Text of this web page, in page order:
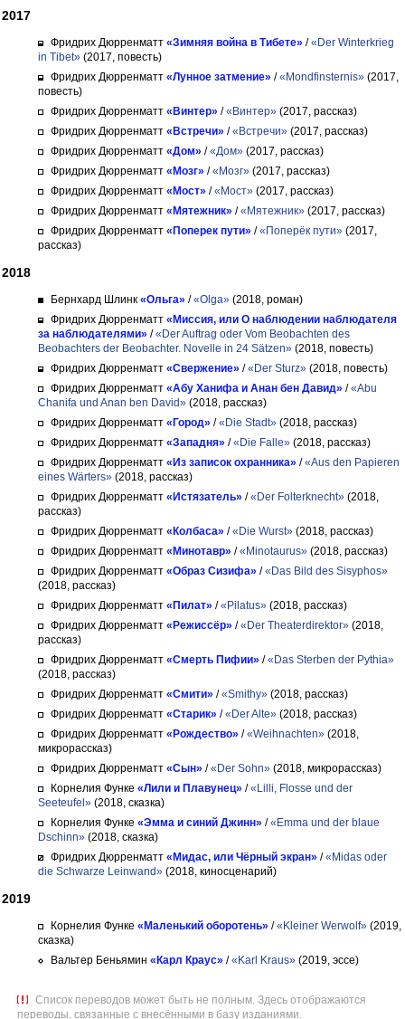
2017
Фридрих Дюрренматт «Зимняя война в Тибете» /«Der Winterkrieg
in Tibet» (2017, повесть)
Фридрих Дюрренматт «Лунное затмение» /«Mondfinsternis» (2017,
повесть)
Фридрих Дюрренматт «Винтер» /«Винтер» (2017, рассказ)
Фридрих Дюрренматт «Встречи» /«Встречи» (2017, рассказ)
Фридрих Дюрренматт «Дом» /«Дом» (2017, рассказ)
Фридрих Дюрренматт «Мозг» /«Мозг» (2017, рассказ)
Фридрих Дюрренматт «Мост» /«Мост» (2017, рассказ)
Фридрих Дюрренматт «Мятежник» /«Мятежник» (2017, рассказ)
Фридрих Дюрренматт «Поперек пути» /«Поперёк пути» (2017,
рассказ)
2018
Бернхард Шлинк «Ольга» /«Olga» (2018, роман)
Фридрих Дюрренматт «Миссия, или О наблюдении наблюдателя
за наблюдателями» /«Der Auftrag oder Vom Beobachten des
Beobachters der Beobachter. Novelle in 24 Sätzen» (2018, повесть)
Фридрих Дюрренматт «Свержение» /«Der Sturz» (2018, повесть)
Фридрих Дюрренматт «Абу Ханифа и Анан бен Давид» /«Abu
Chanifa und Anan ben David» (2018, рассказ)
Фридрих Дюрренматт «Город» /«Die Stadt» (2018, рассказ)
Фридрих Дюрренматт «Западня» /«Die Falle» (2018, рассказ)
Фридрих Дюрренматт «Из записок охранника» /«Aus den Papieren
eines Wärters» (2018, рассказ)
Фридрих Дюрренматт «Истязатель» /«Der Folterknecht» (2018,
рассказ)
Фридрих Дюрренматт «Колбаса» /«Die Wurst» (2018, рассказ)
Фридрих Дюрренматт «Минотавр» /«Minotaurus» (2018, рассказ)
Фридрих Дюрренматт «Образ Сизифа» /«Das Bild des Sisyphos»
(2018, рассказ)
Фридрих Дюрренматт «Пилат» /«Pilatus» (2018, рассказ)
Фридрих Дюрренматт «Режиссёр» /«Der Theaterdirektor» (2018,
рассказ)
Фридрих Дюрренматт «Смерть Пифии» /«Das Sterben der Pythia»
(2018, рассказ)
Фридрих Дюрренматт «Смити» /«Smithy» (2018, рассказ)
Фридрих Дюрренматт «Старик» /«Der Alte» (2018, рассказ)
Фридрих Дюрренматт «Рождество» /«Weihnachten» (2018,
микрорассказ)
Фридрих Дюрренматт «Сын» /«Der Sohn» (2018, микрорассказ)
Корнелия Функе «Лили и Плавунец» /«Lilli, Flosse und der
Seeteufel» (2018, сказка)
Корнелия Функе «Эмма и синий Джинн» /«Emma und der blaue
Dschinn» (2018, сказка)
Фридрих Дюрренматт «Мидас, или Чёрный экран» /«Midas oder
die Schwarze Leinwand» (2018, киносценарий)
2019
Корнелия Функе «Маленький оборотень» /«Kleiner Werwolf» (2019,
сказка)
Вальтер Беньямин «Карл Краус» /«Karl Kraus» (2019, эссе)
Список переводов может быть не полным. Здесь отображаются
переводы, связанные с внесёнными в базу изданиями.